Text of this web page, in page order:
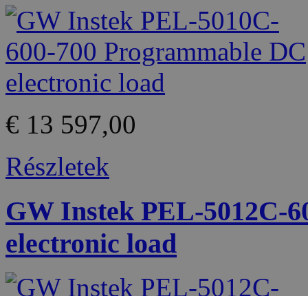
€ 13 597,00
Részletek
GW Instek PEL-5012C-
electronic load